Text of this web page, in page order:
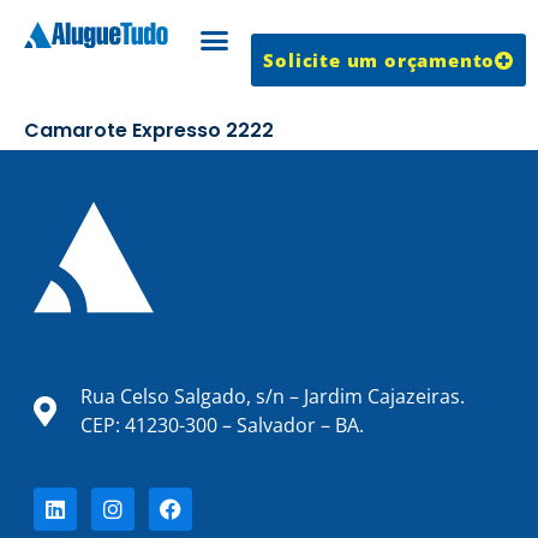
Solicite um orçamento
Camarote Expresso 2222
Rua Celso Salgado, s/n – Jardim Cajazeiras.
CEP: 41230-300 – Salvador – BA.